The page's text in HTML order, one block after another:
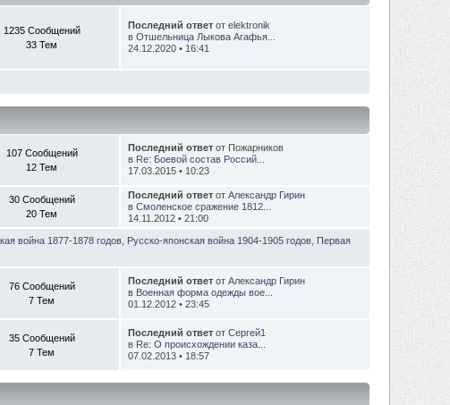
1235 Сообщений
33 Тем
Последний ответот elektronik
в Отшельница Лыкова Агафья...
24.12.2020 • 16:41
107 Сообщений
12 Тем
Последний ответот Пожарников
в Re: Боевой состав Россий...
17.03.2015 • 10:23
30 Сообщений
20 Тем
Последний ответот Александр Гирин
в Смоленское сражение 1812...
14.11.2012 • 21:00
война 1877-1878 годов Русско-японская война 1904-1905 годов Первая
76 Сообщений
7 Тем
Последний ответот Александр Гирин
в Военная форма одежды вое...
01.12.2012 • 23:45
35 Сообщений
7 Тем
Последний ответот Сергей1
в Re: О происхождении каза...
07.02.2013 • 18:57